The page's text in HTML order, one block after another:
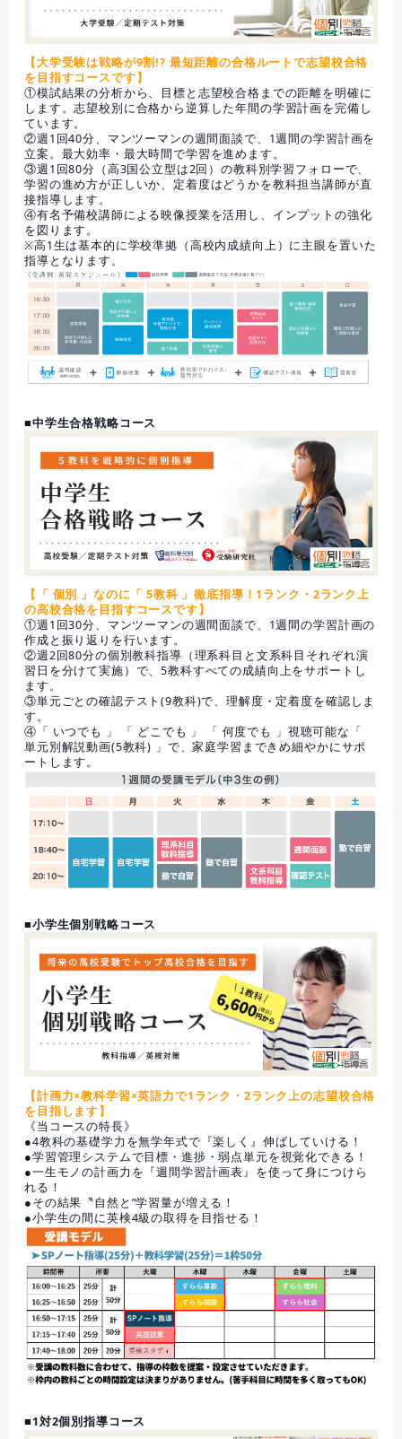
【大学受験は戦略が9割!? 最短距離の合格ルートで志望校合格
を目指すコースです】
①模試結果の分析から、目標と志望校合格までの距離を明確に
します。志望校別に合格から逆算した年間の学習計画を完備し
ています。
②週1回40分、マンツーマンの週間面談で、1週間の学習計画を
立案。最大効率・最大時間で学習を進めます。
③週1回80分（高3国公立型は2回）の教科別学習フォローで、
学習の進め方が正しいか、定着度はどうかを教科担当講師が直
接指導します。
④有名予備校講師による映像授業を活用し、インプットの強化
を図ります。
※高1生は基本的に学校準拠（高校内成績向上）に主眼を置いた
指導となります。
■中学生合格戦略コース
【「 個別 」なのに「 5教科 」徹底指導！1ランク・2ランク上
の高校合格を目指すコースです】
①週1回30分、マンツーマンの週間面談で、1週間の学習計画の
作成と振り返りを行います。
②週2回80分の個別教科指導（理系科目と文系科目それぞれ演
習日を分けて実施）で、5教科すべての成績向上をサポートし
ます。
③単元ごとの確認テスト(9教科)で、理解度・定着度を確認しま
す。
④「 いつでも 」 「 どこでも 」 「 何度でも 」視聴可能な「
単元別解説動画(5教科) 」で、家庭学習まできめ細やかにサポ
ートします。
■小学生個別戦略コース
【計画力×教科学習×英語力で1ランク・2ランク上の志望校合格
を目指します】
《当コースの特長》
●4教科の基礎学力を無学年式で『楽しく』伸ばしていける！
●学習管理システムで目標・進捗・弱点単元を視覚化できる！
●一生モノの計画力を『週間学習計画表』を使って身につけら
れる！
●その結果〝自然と”学習量が増える！
●小学生の間に英検4級の取得を目指せる！
■1対2個別指導コース